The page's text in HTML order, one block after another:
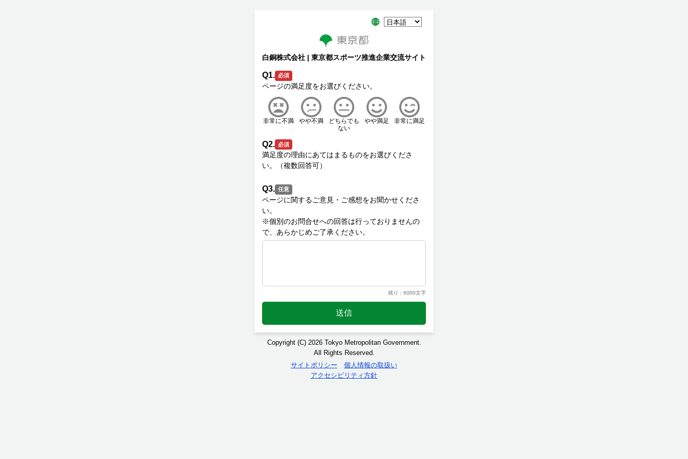
白銅株式会社 | 東京都スポーツ推進企業交流サイト
Q1. 必須
非常に不満 やや不満
どちらでも
ない
やや満足 非常に満足
Q2. 必須
満足度の理由にあてはまるものをお選びくださ
Q3. 任意
ページに関するご意見・ご感想をお聞かせくださ
い。
※個別のお問合せへの回答は行っておりませんの
残り：6000文字
送信
Copyright (C) 2026 Tokyo Metropolitan Government.
All Rights Reserved.
サイトポリシー
個人情報の取扱い
アクセシビリティ方針